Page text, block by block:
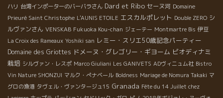
ハリ 台湾インポーターのバーバラさん Dard et Ribo セーヌ河 Domaine
Prieuré Saint Christophe L'AUNIS ETOILE エスカルポレット Double ZERO シ
ルヴァンさん VENSKAB Fukuoka Kou-chan ジェーテー Montmartre Bis 伊豆
La Croix des Rameaux Yoshiki san レミー・スリエ50歳記念パーティー
Domaine des Griottes ドメーヌ・グレゴリー・ギヨーム ビオディナミ
栽培 シルヴァン・レスポ Marco Giuliani Les GANIVETS ADヴィニュム社 Bistro
Vin Nature SHONZUI マルク・ぺナベール Boldness Mariage de Nomura Takaki マ
グロの漁港 タヴェル・ヴァンタージュ15 Granada Fête du 14 Juillet chez